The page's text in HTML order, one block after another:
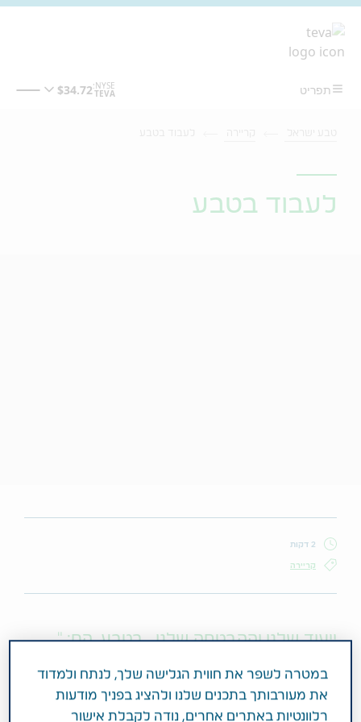
לעבוד בטבע
2 דקות
קריירה
ייעוד שלנו וההבטחה שלנו , בטבע, הם: "
לאפשר ימים טובים יותר". אלה הן לא רק
מילים עבורנו, אלא באמת מה שמניע אותנו.
מדי יום אנחנו מחוללים שינוי בחייהם של
במטרה לשפר את חווית הגלישה שלך, לנתח ולמדוד
את מעורבותך בתכנים שלנו ולהציג בפניך מודעות
רלוונטיות באתרים אחרים, נודה לקבלת אישור